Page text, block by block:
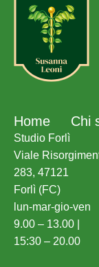
Home Chi
Studio Forlì
Viale
283, 47121
Forlì (FC)
lun-mar-gio-ven
9.00 – 13.00 |
15:30 – 20.00